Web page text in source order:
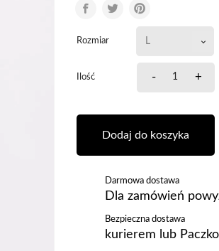
Rozmiar
Ilość - +
Dodaj do koszyka
Darmowa dostawa
Dla zamówień
Bezpieczna dostawa
kurierem lub